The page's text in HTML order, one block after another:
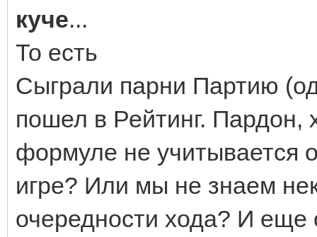
куче...
То есть
Сыграли парни Партию
пошел в Рейтинг. Пардон,
формуле не учитывается
игре? Или мы не знаем
очередности хода? И еще